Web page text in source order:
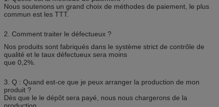
Nous soutenons un grand choix de méthodes de paiement, le plus
commun est les TTT.
2. Comment traiter le défectueux ?
Nos produits sont fabriqués dans le système strict de contrôle de
qualité et le taux défectueux sera moins
que 0,2%.
3. Q : Quand est-ce que je peux arranger la production de mon
produit ?
Dès que le le dépôt sera payé, nous nous chargerons de la